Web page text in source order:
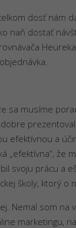
dosť nám
naň dostať
sa musíme
efektívnou a
„efektívna“,
svoju prácu a
školy, ktorý o
Nemal som
marketingu,